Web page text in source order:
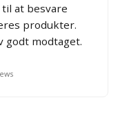
at besvare
produkter.
godt modtaget.